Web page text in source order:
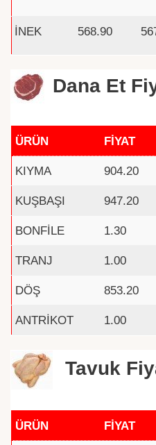
İNEK 568.90
Dana Et
ÜRÜN FİYAT
KIYMA 904.20
KUŞBAŞI 947.20
BONFİLE 1.30
TRANJ 1.00
DÖŞ 853.20
ANTRİKOT 1.00
Tavuk
ÜRÜN FİYAT